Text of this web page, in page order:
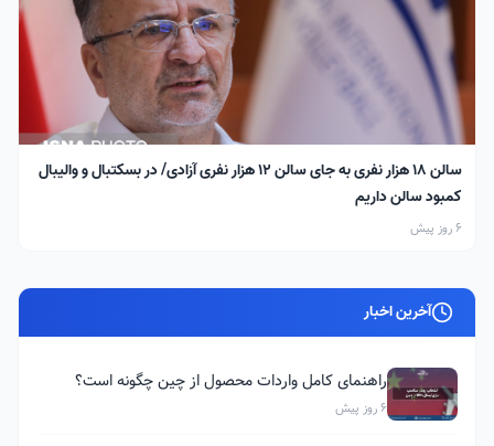
سالن ۱۸ هزار نفری به جای سالن ۱۲ هزار نفری آزادی/ در بسکتبال و والیبال
کمبود سالن داریم
6 روز پیش
آخرین اخبار
راهنمای کامل واردات محصول از چین چگونه است؟
6 روز پیش